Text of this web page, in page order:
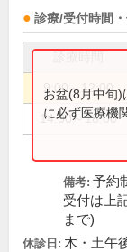
診療/受付時間・
9:00～12:00
14:00～18:00
お盆(8月中旬)
に必ず医療機
備考: 予約
受付は上
まで)
休診日: 木・土午